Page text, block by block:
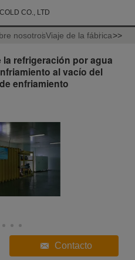
CO., LTD
nosotrosViaje de la fábrica>>
refrigeración por agua
al vacío del
enfriamiento
Contacto